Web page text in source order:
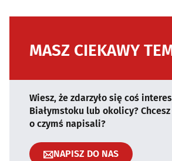
MASZ CIEKAWY
Wiesz, że zdarzyło się coś
Białymstoku lub okolicy?
o czymś napisali?
NAPISZ DO NAS